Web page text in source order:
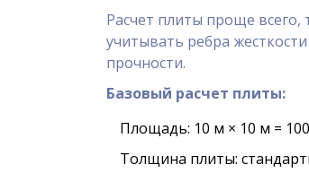
Расчет плиты проще всего,
учитывать ребра
прочности.
Базовый расчет плиты:
Площадь: 10 м × 10 м =
Толщина плиты: